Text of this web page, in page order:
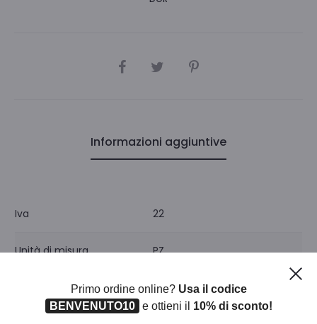
CONDIVIDI
Informazioni aggiuntive
Iva 22
Unità di misura PZ
Pezzi per confezione 1
Primo ordine online? Usa il codice
BENVENUTO10
e ottieni il 10% di sconto!